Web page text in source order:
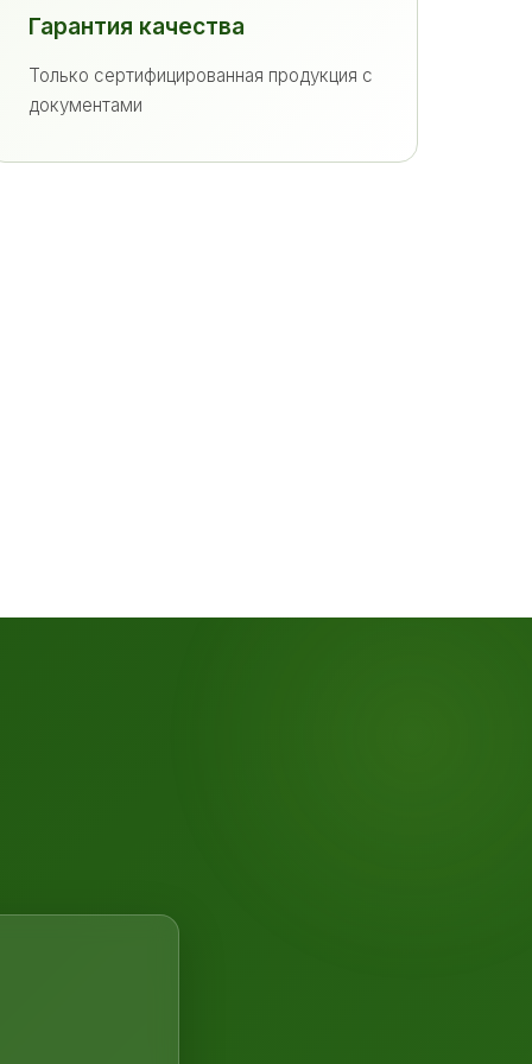
Гарантия качества
Только сертифицированная продукция с
документами